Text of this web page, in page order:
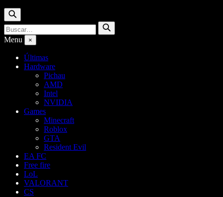
Buscar
Buscar
por:
Buscar
Menu ×
Últimas
Hardware
Pichau
AMD
Intel
NVIDIA
Games
Minecraft
Roblox
GTA
Resident Evil
EA FC
Free fire
LoL
VALORANT
CS